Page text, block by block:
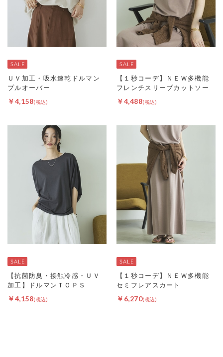
ＵＶ加工・吸水速乾ドルマン
プルオーバー
￥4,158
【１秒コーデ】ＮＥＷ多機能
フレンチスリーブカットソー
￥4,488
【抗菌防臭・接触冷感・ＵＶ
加工】ドルマンＴＯＰＳ
￥4,158
【１秒コーデ】ＮＥＷ多機能
セミフレアスカート
￥6,270